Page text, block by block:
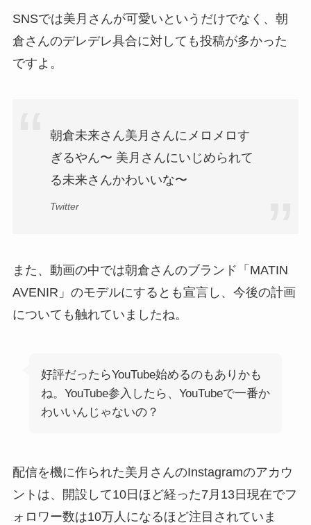
SNSでは美月さんが可愛いというだけでなく、朝
倉さんのデレデレ具合に対しても投稿が多かった
ですよ。
朝倉未来さん美月さんにメロメロす
ぎるやん〜 美月さんにいじめられて
る未来さんかわいいな〜
Twitter
また、動画の中では朝倉さんのブランド「MATIN
AVENIR」のモデルにするとも宣言し、今後の計画
についても触れていましたね。
好評だったらYouTube始めるのもありかも
ね。YouTube参入したら、YouTubeで一番か
わいいんじゃないの？
配信を機に作られた美月さんのInstagramのアカウ
ントは、開設して10日ほど経った7月13日現在でフ
ォロワー数は10万人になるほど注目されていま